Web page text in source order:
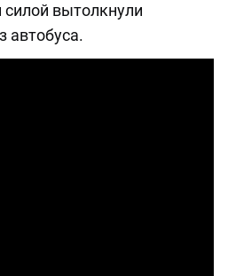
силой вытолкнули
автобуса.